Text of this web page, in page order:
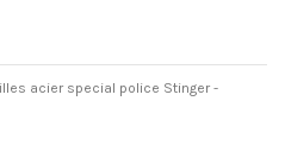
acier special police Stinger -